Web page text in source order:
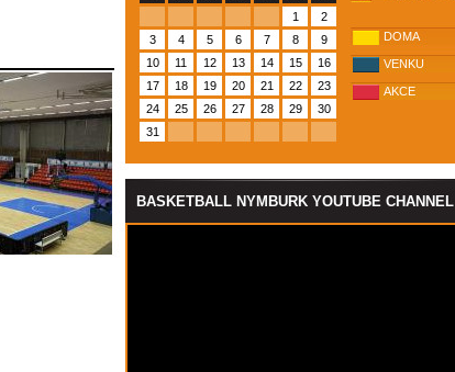
DOMA
VENKU
AKCE
1
2
3
4 5 6 7 8
9
10
11 12 13 14 15
16
17
18 19 20 21 22
23
24
25 26 27 28 29
30
31
BASKETBALL NYMBURK YOUTUBE CHANNEL